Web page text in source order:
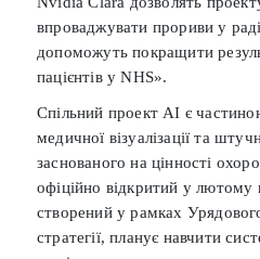
впроваджувати прориви у
допоможуть покращити
пацієнтів у NHS».
Спільний проект AI є
медичної візуалізації та
заснованого на цінності
офіційно відкритий у лютому
створений у рамках
стратегії, планує навчити